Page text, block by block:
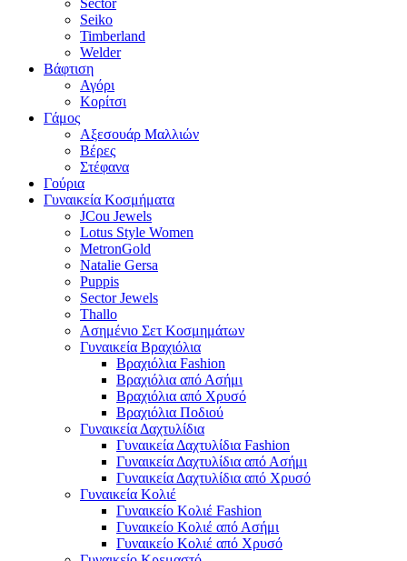
Sector
Seiko
Timberland
Welder
Βάφτιση
Αγόρι
Κορίτσι
Γάμος
Αξεσουάρ Μαλλιών
Βέρες
Στέφανα
Γούρια
Γυναικεία Κοσμήματα
JCou Jewels
Lotus Style Women
MetronGold
Natalie Gersa
Puppis
Sector Jewels
Thallo
Ασημένιο Σετ Κοσμημάτων
Γυναικεία Βραχιόλια
Βραχιόλια Fashion
Βραχιόλια από Ασήμι
Βραχιόλια από Χρυσό
Βραχιόλια Ποδιού
Γυναικεία Δαχτυλίδια
Γυναικεία Δαχτυλίδια Fashion
Γυναικεία Δαχτυλίδια από Ασήμι
Γυναικεία Δαχτυλίδια από Χρυσό
Γυναικεία Κολιέ
Γυναικείο Κολιέ Fashion
Γυναικείο Κολιέ από Ασήμι
Γυναικείο Κολιέ από Χρυσό